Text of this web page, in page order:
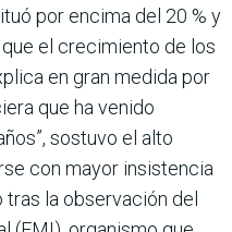
por encima del 20 % y
el crecimiento de los
en gran medida por
que ha venido
sostuvo el alto
con mayor insistencia
la observación del